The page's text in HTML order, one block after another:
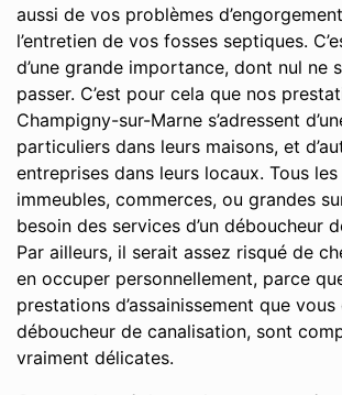
aussi de vos problèmes
l’entretien de vos fosses septiques.
d’une grande importance, dont nul ne
passer. C’est pour cela que nos
Champigny-sur-Marne s’adressent
particuliers dans leurs maisons, et
entreprises dans leurs locaux. Tous
immeubles, commerces, ou grandes
besoin des services d’un déboucheur
Par ailleurs, il serait assez risqué de
en occuper personnellement, parce
prestations d’assainissement que
déboucheur de canalisation, sont
vraiment délicates.